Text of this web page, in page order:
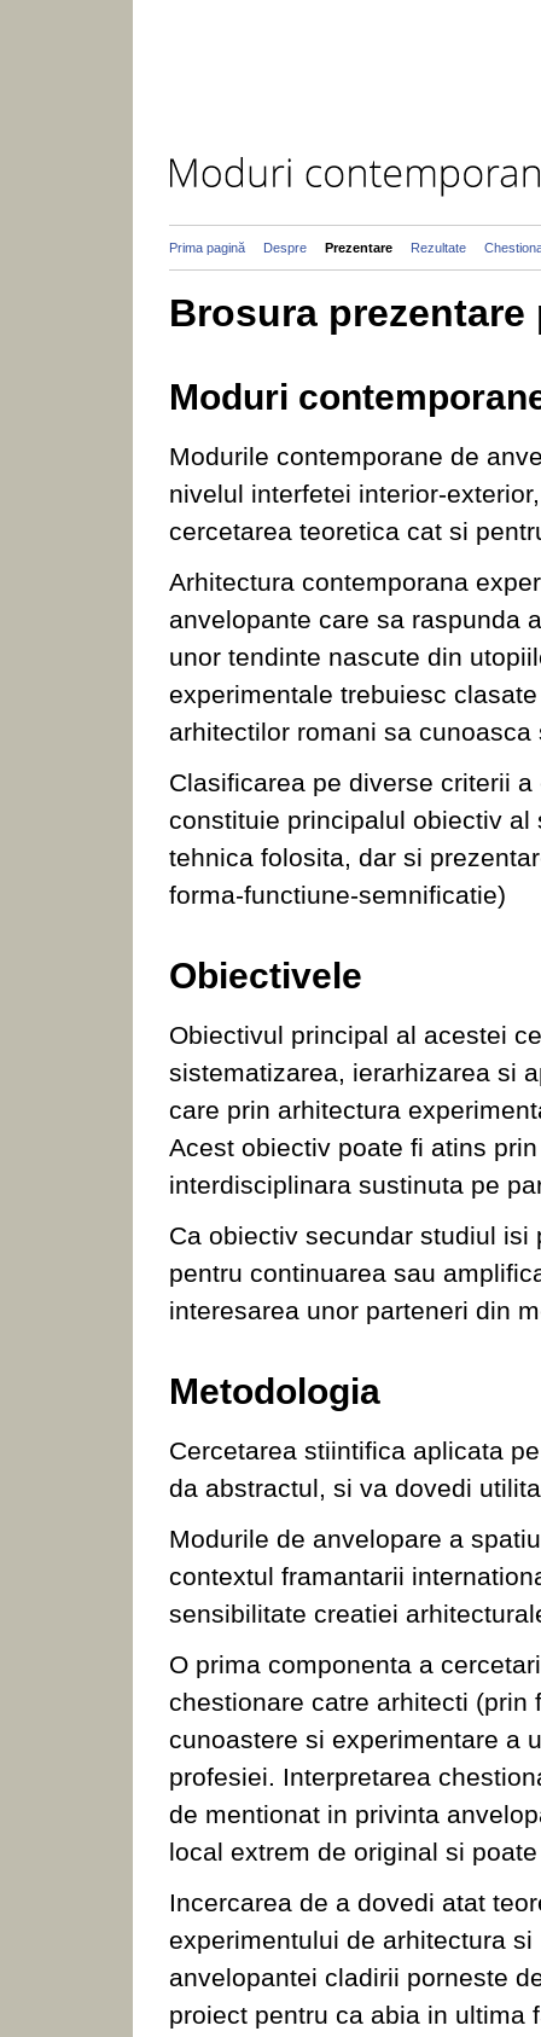
Prima pagină Despre Prezentare Rezultate
Brosura prezentare
Moduri
Modurile contemporane de
nivelul interfetei interior-
cercetarea teoretica cat si
Arhitectura contemporana
anvelopante care sa raspunda
unor tendinte nascute din
experimentale trebuiesc
arhitectilor romani sa
Clasificarea pe diverse criterii
constituie principalul obiectiv
tehnica folosita, dar si
forma-functiune-semnificatie)
Obiectivele
Obiectivul principal al acestei
sistematizarea, ierarhizarea si
care prin arhitectura
Acest obiectiv poate fi atins
interdisciplinara sustinuta pe
Ca obiectiv secundar studiul
pentru continuarea sau
interesarea unor parteneri din
Metodologia
Cercetarea stiintifica aplicata
da abstractul, si va dovedi
Modurile de anvelopare a
contextul framantarii
sensibilitate creatiei
O prima componenta a
chestionare catre arhitecti (prin
cunoastere si experimentare a
profesiei. Interpretarea
de mentionat in privinta
local extrem de original si
Incercarea de a dovedi atat
experimentului de arhitectura
anvelopantei cladirii porneste
proiect pentru ca abia in ultima